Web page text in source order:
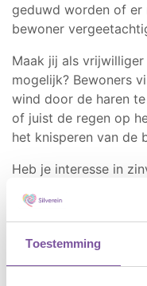
Toestemming
geduwd worden of er
bewoner
Maak jij als
mogelijk? Bewoners
wind door de haren
of juist de regen op
het knisperen van de
Heb je interesse in
komen met de
regio waar je graag